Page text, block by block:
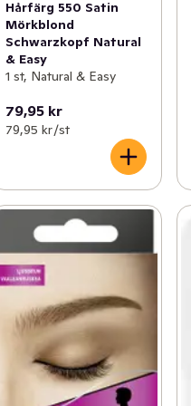
Hårfärg 550 Satin
Mörkblond
Schwarzkopf Natural
& Easy
1 st, Natural & Easy
79,95 kr
79,95 kr /st